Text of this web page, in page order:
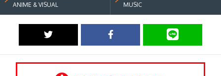
ANIME & VISUAL MUSIC